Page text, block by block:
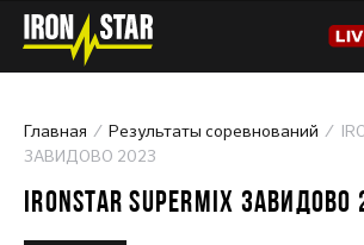
Главная Результаты соревнований
ЗАВИДОВО 2023
IRONSTAR SUPERMIX ЗАВИДОВО